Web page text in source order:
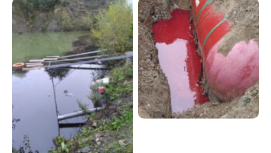
Bassin industriel
pollué par huile de
vidange
Fuite de fioul